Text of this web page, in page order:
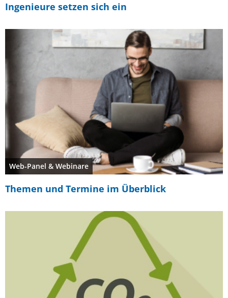
Ingenieure setzen sich ein
Web-Panel & Webinare
Themen und Termine im Überblick